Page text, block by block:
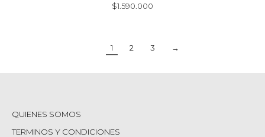
$1.590.000
1 2 3 →
QUIENES SOMOS
TERMINOS Y CONDICIONES